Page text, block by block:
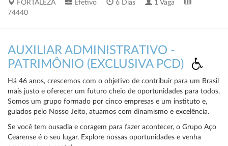
FORTALEZA Efetivo 6 Dias
1 Vaga
74440
AUXILIAR ADMINISTRATIVO -
PATRIMÔNIO (EXCLUSIVA PCD)
Há 46 anos, crescemos com o objetivo de contribuir para um Brasil
mais justo e oferecer um futuro cheio de oportunidades para todos.
Somos um grupo formado por cinco empresas e um instituto e,
guiados pelo Nosso Jeito, atuamos com dinamismo e excelência.
Se você tem ousadia e coragem para fazer acontecer, o Grupo Aço
Cearense é o seu lugar. Explore nossas oportunidades e venha